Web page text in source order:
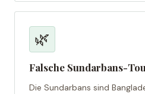
🌿
Falsche Sundarbans-
Die Sundarbans sind